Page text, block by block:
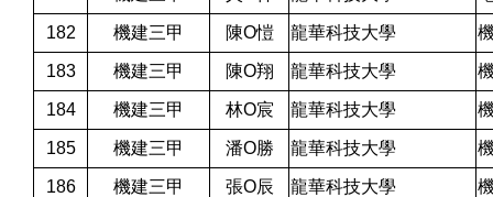
182 機建三甲 陳O愷 龍華科技大學
183 機建三甲 陳O翔 龍華科技大學
184 機建三甲 林O宸 龍華科技大學
185 機建三甲 潘O勝 龍華科技大學
186 機建三甲 張O辰 龍華科技大學